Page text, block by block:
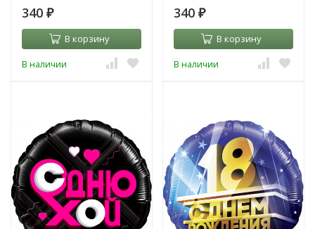
340 ₽
В корзину
В наличии
340 ₽
В корзину
В наличии